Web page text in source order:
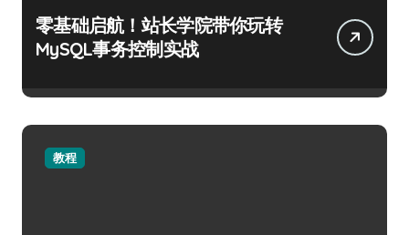
零基础启航！站长学院带你玩转
MySQL事务控制实战
教程